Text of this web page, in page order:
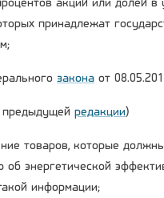
акций или долей в
принадлежат
закона от
предыдущей редакции)
товаров, которые
об энергетической
информации;